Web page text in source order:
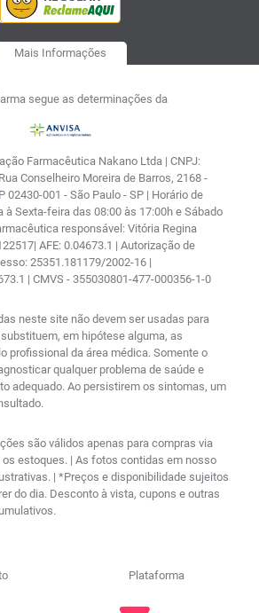
Mais Informações
segue as determinações da
Farmacêutica Nakano Ltda | CNPJ:
Conselheiro Moreira de Barros, 2168 -
02430-001 - São Paulo - SP | Horário de
à Sexta-feira das 08:00 às 17:00h e Sábado
responsável: Vitória Regina
AFE: 0.04673.1 | Autorização de
25351.181179/2002-16 |
| CMVS - 355030801-477-000356-1-0
neste site não devem ser usadas para
em hipótese alguma, as
profissional da área médica. Somente o
qualquer problema de saúde e
adequado. Ao persistirem os sintomas, um
são válidos apenas para compras via
os estoques. | As fotos contidas em nosso
| *Preços e disponibilidade sujeitos
do dia. Desconto à vista, cupons e outras
Plataforma